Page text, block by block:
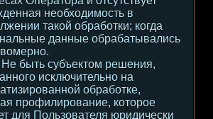
необходимость в
такой обработки; когда
данные обрабатывались
Не быть субъектом решения,
исключительно на
обработке,
профилирование, которое
для Пользователя юридически